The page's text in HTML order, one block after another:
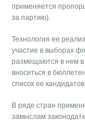
применяется
за партию).
Технология ее
участие в выборах
размещаются в нем в
вноситься в
список ее
В ряде стран
замыслам